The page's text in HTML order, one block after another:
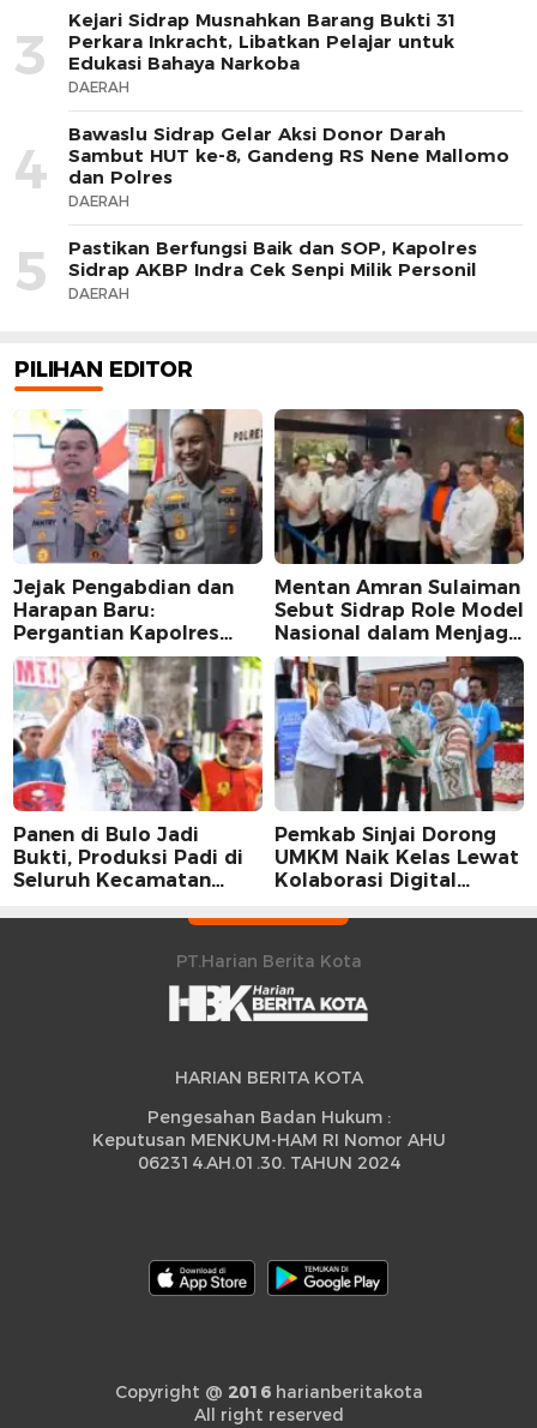
3
Kejari Sidrap Musnahkan Barang Bukti 31
Perkara Inkracht, Libatkan Pelajar untuk
Edukasi Bahaya Narkoba
DAERAH
4
Bawaslu Sidrap Gelar Aksi Donor Darah
Sambut HUT ke-8, Gandeng RS Nene Mallomo
dan Polres
DAERAH
5
Pastikan Berfungsi Baik dan SOP, Kapolres
Sidrap AKBP Indra Cek Senpi Milik Personil
DAERAH
PILIHAN EDITOR
Jejak Pengabdian dan
Harapan Baru:
Pergantian Kapolres
Sidrap dalam Perspektif
Karier Dua Perwira
Mentan Amran Sulaiman
Sebut Sidrap Role Model
Nasional dalam Menjaga
Stabilitas Harga Telur
Panen di Bulo Jadi
Bukti, Produksi Padi di
Seluruh Kecamatan
Peningkatan
Pemkab Sinjai Dorong
UMKM Naik Kelas Lewat
Kolaborasi Digital
PT.Harian Berita Kota
HARIAN BERITA KOTA
Pengesahan Badan Hukum :
Keputusan MENKUM-HAM RI Nomor AHU
062314.AH.01.30. TAHUN 2024
Copyright @ 2016harianberitakota
All right reserved